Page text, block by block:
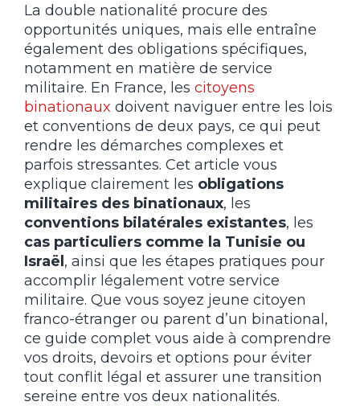
La double nationalité procure des
opportunités uniques, mais elle entraîne
également des obligations spécifiques,
notamment en matière de service
militaire. En France, les citoyens
binationaux doivent naviguer entre les lois
et conventions de deux pays, ce qui peut
rendre les démarches complexes et
parfois stressantes. Cet article vous
explique clairement les obligations
militaires des binationaux, les
conventions bilatérales existantes, les
cas particuliers comme la Tunisie ou
Israël, ainsi que les étapes pratiques pour
accomplir légalement votre service
militaire. Que vous soyez jeune citoyen
franco-étranger ou parent d’un binational,
ce guide complet vous aide à comprendre
vos droits, devoirs et options pour éviter
tout conflit légal et assurer une transition
sereine entre vos deux nationalités.